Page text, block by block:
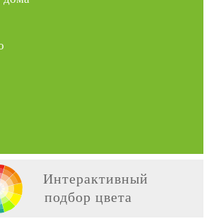
Интерактивный
подбор цвета